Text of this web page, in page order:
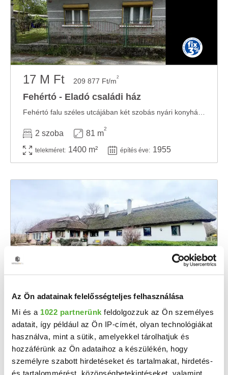
Az Ön adatainak felelősségteljes felhasználása
Mi és a 1022 partnerünk feldolgozzuk az Ön személyes
adatait, így például az Ön IP-címét, olyan technológiákat
használva, mint a sütik, amelyekkel tárolhatjuk és
hozzáférünk az Ön adataihoz a készülékén, hogy
személyre szabott hirdetéseket és tartalmakat, hirdetés-
és tartalommérést, közönségbetekintéseket, valamint
17 M Ft 209 877 Ft/m2
Fehértó - Eladó családi ház
2 szoba 81 m
2
telekméret: 1400 m² építés éve: 1955
128 M Ft 1 007 874 Ft/m
Fehértó - Eladó családi ház
Fehértón, a Fertő Hanság Nemzeti Park közvetlen szomszédságában egyedi adottságú, ...
2 szoba 127 m
telekméret: 3377 m² 1820